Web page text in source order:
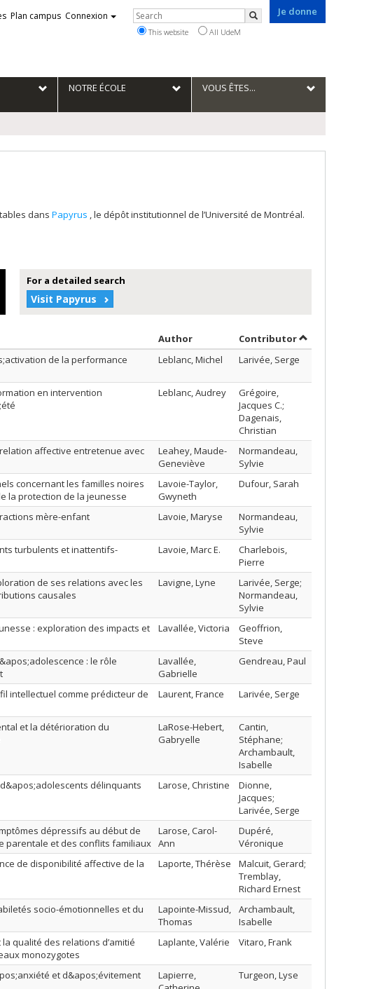
Je donne
Plan campus Connexion Rechercher
Search
This website All UdeM
NOTRE ÉCOLE VOUS ÊTES...
dans Papyrus , le dépôt institutionnel de l’Université de Montréal.
For a detailed search
Visit Papyrus
Author Sort by author in descending order
Contributorby contributor
de la performance
Leblanc, Michel Larivée, Serge
en intervention
Leblanc, Audrey
Grégoire,
Jacques C.;
Dagenais,
Christian
affective entretenue avec
Leahey, Maude-
Geneviève
Normandeau,
Sylvie
concernant les familles noires
la protection de la jeunesse
Lavoie-Taylor,
Gwyneth
Dufour, Sarah
mère-enfant Lavoie, Maryse
Normandeau,
Sylvie
turbulents et inattentifs-
Lavoie, Marc E.
Charlebois,
Pierre
de ses relations avec les
causales
Lavigne, Lyne
Larivée, Serge;
Normandeau,
Sylvie
: exploration des impacts et
Lavallée, Victoria
Geoffrion,
Steve
: le rôle
Lavallée,
Gabrielle
Gendreau, Paul
intellectuel comme prédicteur de
Laurent, France Larivée, Serge
et la détérioration du
LaRose-Hebert,
Gabryelle
Cantin,
Stéphane;
Archambault,
Isabelle
délinquants
Larose, Christine
Dionne,
Jacques;
Larivée, Serge
dépressifs au début de
parentale et des conflits familiaux
Larose, Carol-
Ann
Dupéré,
Véronique
de disponibilité affective de la
Laporte, Thérèse
Malcuit, Gerard;
Tremblay,
Richard Ernest
socio-émotionnelles et du
Lapointe-Missud,
Thomas
Archambault,
Isabelle
qualité des relations d’amitié
monozygotes
Laplante, Valérie Vitaro, Frank
et d&apos;évitement
Lapierre,
Turgeon, Lyse